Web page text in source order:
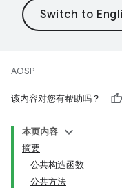
AOSP
该内容对您有帮助吗？
本页内容
摘要
公共构造函数
公共方法